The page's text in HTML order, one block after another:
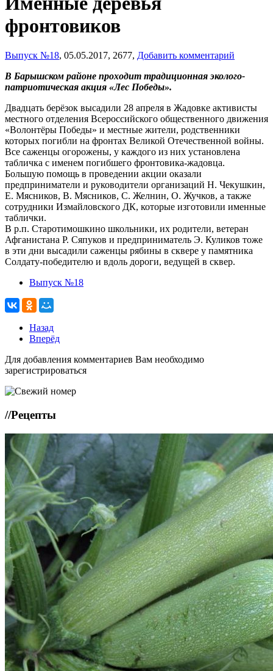
фронтовиков
Выпуск №18, 05.05.2017, 2677, Добавить комментарий
В Барышском районе проходит традиционная эколого-
патриотическая акция «Лес Победы».
Двадцать берёзок высадили 28 апреля в Жадовке активисты
местного отделения Всероссийского общественного движения
«Волонтёры Победы» и местные жители, родственники
которых погибли на фронтах Великой Отечественной войны.
Все саженцы огорожены, у каждого из них установлена
табличка с именем погибшего фронтовика-жадовца.
Большую помощь в проведении акции оказали
предприниматели и руководители организаций Н. Чекушкин,
Е. Мясников, В. Мясников, С. Желнин, О. Жучков, а также
сотрудники Измайловского ДК, которые изготовили именные
таблички.
В р.п. Старотимошкино школьники, их родители, ветеран
Афганистана Р. Сяпуков и предприниматель Э. Куликов тоже
в эти дни высадили саженцы рябины в сквере у памятника
Солдату-победителю и вдоль дороги, ведущей в сквер.
Выпуск №18
Назад
Вперёд
Для добавления комментариев Вам необходимо
зарегистрироваться
//Рецепты